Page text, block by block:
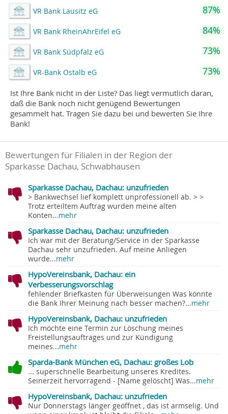
VR Bank Lausitz eG 87%
VR Bank RheinAhrEifel eG 84%
VR Bank Südpfalz eG 73%
VR-Bank Ostalb eG 73%
Ist Ihre Bank nicht in der Liste? Das liegt vermutlich daran,
daß die Bank noch nicht genügend Bewertungen
gesammelt hat. Tragen Sie dazu bei und bewerten Sie Ihre
Bank!
Bewertungen für Filialen in der Region der
Sparkasse Dachau, Schwabhausen
Sparkasse Dachau, Dachau: unzufrieden
> Bankwechsel lief komplett unprofessionell ab. > >
Trotz erteiltem Auftrag wurden meine alten
Konten...mehr
Sparkasse Dachau, Dachau: unzufrieden
Ich war mit der Beratung/Service in der Sparkasse
Dachau sehr unzufrieden. Auf meine Anliegen
wurde...mehr
HypoVereinsbank, Dachau: ein
Verbesserungsvorschlag
fehlender Briefkasten für Überweisungen Was könnte
die Bank Ihrer Meinung nach besser machen?...mehr
HypoVereinsbank, Dachau: unzufrieden
Ich möchte eine Termin zur Löschung meines
Freistellungsauftrages und zur Kündigung
meines...mehr
Sparda-Bank München eG, Dachau: großes Lob
... superschnelle Bearbeitung unseres Kredites.
Seinerzeit hervorragend - [Name gelöscht] Was...mehr
HypoVereinsbank, Dachau: unzufrieden
Nur Donnerstags länger geöffnet , das ist armselig. Und